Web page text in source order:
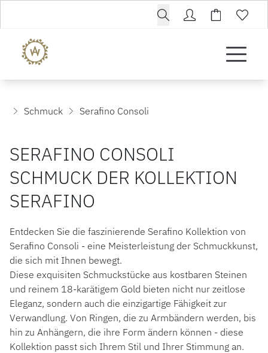
Schmuck Serafino Consoli
SERAFINO CONSOLI
SCHMUCK DER KOLLEKTION
SERAFINO
Entdecken Sie die faszinierende Serafino Kollektion von
Serafino Consoli - eine Meisterleistung der Schmuckkunst,
die sich mit Ihnen bewegt.
Diese exquisiten Schmuckstücke aus kostbaren Steinen
und reinem 18-karätigem Gold bieten nicht nur zeitlose
Eleganz, sondern auch die einzigartige Fähigkeit zur
Verwandlung. Von Ringen, die zu Armbändern werden, bis
hin zu Anhängern, die ihre Form ändern können - diese
Kollektion passt sich Ihrem Stil und Ihrer Stimmung an.